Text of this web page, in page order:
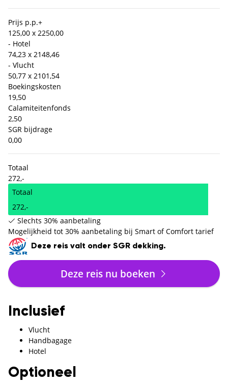
Prijs p.p.+
125,00 x 2250,00
- Hotel
74,23 x 2148,46
- Vlucht
50,77 x 2101,54
Boekingskosten
19,50
Calamiteitenfonds
2,50
SGR bijdrage
0,00
Totaal
272,-
Totaal
272,-
Slechts 30% aanbetaling
Mogelijkheid tot 30% aanbetaling bij Smart of Comfort tarief
Deze reis valt onder SGR dekking.
Deze reis nu boeken
Inclusief
Vlucht
Handbagage
Hotel
Optioneel